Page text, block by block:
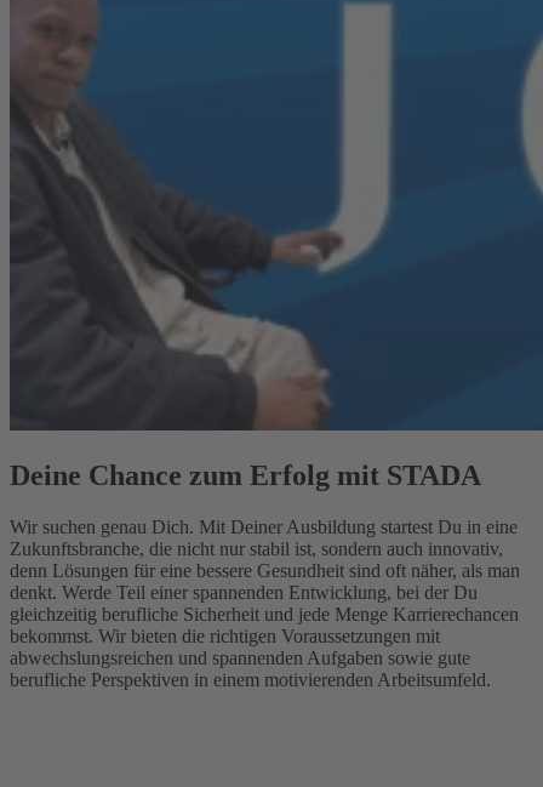
Deine Chance zum Erfolg mit STADA
Wir suchen genau Dich. Mit Deiner Ausbildung startest Du in eine
Zukunftsbranche, die nicht nur stabil ist, sondern auch innovativ,
denn Lösungen für eine bessere Gesundheit sind oft näher, als man
denkt. Werde Teil einer spannenden Entwicklung, bei der Du
gleichzeitig berufliche Sicherheit und jede Menge Karrierechancen
bekommst. Wir bieten die richtigen Voraussetzungen mit
abwechslungsreichen und spannenden Aufgaben sowie gute
berufliche Perspektiven in einem motivierenden Arbeitsumfeld.